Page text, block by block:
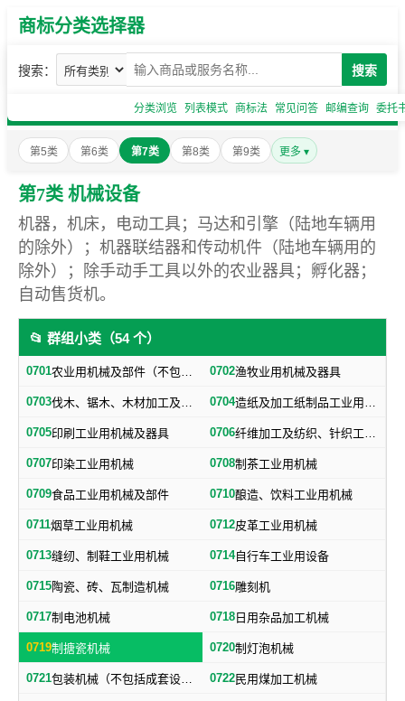
商标分类选择器
搜索： 搜索
分类浏览 列表模式 商标法 常见问答 邮编查询 委托
第5类 第6类 第7类 第8类 第9类 更多 ▾
第7类 机械设备
机器，机床，电动工具；马达和引擎（陆地车辆用
的除外）；机器联结器和传动机件（陆地车辆用的
除外）；除手动手工具以外的农业器具；孵化器；
自动售货机。
📂 群组小类（54 个）
0701 农业用机械及部件（不包括小农具） 0702渔牧业用机械及器具
0703 伐木、锯木、木材加工及火柴生产用机械及器具 0704 造纸及加工纸制品工业用机械及器具
0705印刷工业用机械及器具 0706 纤维加工及纺织、针织工业用机械及部件
0707印染工业用机械 0708制茶工业用机械
0709食品工业用机械及部件 0710酿造、饮料工业用机械
0711烟草工业用机械 0712皮革工业用机械
0713缝纫、制鞋工业用机械 0714自行车工业用设备
0715陶瓷、砖、瓦制造机械 0716雕刻机
0717制电池机械 0718 日用杂品加工机械
0719制搪瓷机械 0720制灯泡机械
0721 包装机械（不包括成套设备专用包装机械） 0722民用煤加工机械